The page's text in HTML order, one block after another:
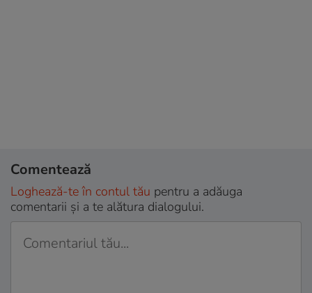
Comentează
Loghează-te în contul tău pentru a adăuga
comentarii și a te alătura dialogului.